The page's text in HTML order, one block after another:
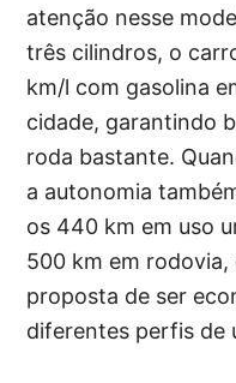
atenção nesse
três cilindros, o
km/l com gasolina
cidade, garantindo
roda bastante.
a autonomia
os 440 km em uso
500 km em rodovia,
proposta de ser
diferentes perfis de